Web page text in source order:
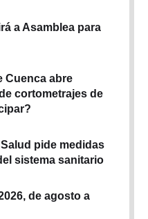
a Asamblea para
Cuenca abre
cortometrajes de
pide medidas
sistema sanitario
de agosto a